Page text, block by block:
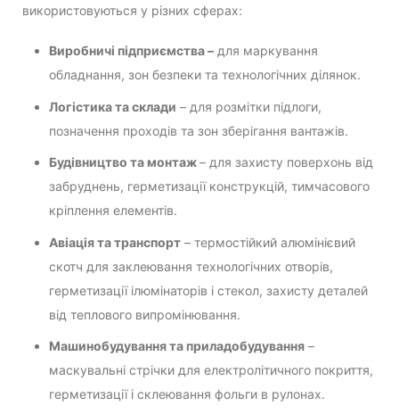
використовуються у різних сферах:
Виробничі підприємства – для маркування
обладнання, зон безпеки та технологічних ділянок.
Логістика та склади – для розмітки підлоги,
позначення проходів та зон зберігання вантажів.
Будівництво та монтаж– для захисту поверхонь від
забруднень, герметизації конструкцій, тимчасового
кріплення елементів.
Авіація та транспорт – термостійкий алюмінієвий
скотч для заклеювання технологічних отворів,
герметизації ілюмінаторів і стекол, захисту деталей
від теплового випромінювання.
Машинобудування та приладобудування –
маскувальні стрічки для електролітичного покриття,
герметизації і склеювання фольги в рулонах.